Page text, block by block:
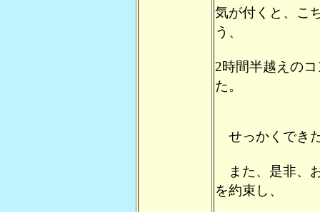
気が付くと、こ
う、
2時間半越えの
た。
せっかくでき
また、是非、
を約束し、